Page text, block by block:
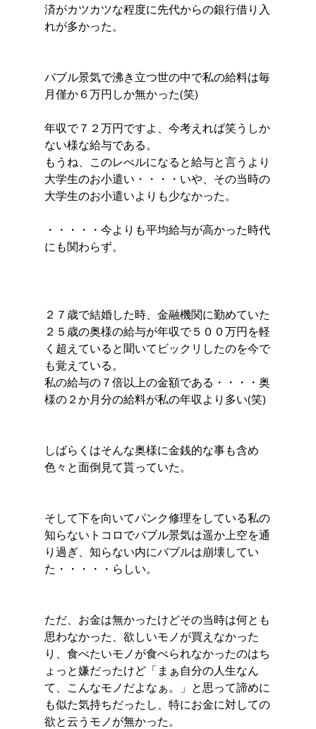
済がカツカツな程度に先代からの銀行借り入
れが多かった。
バブル景気で沸き立つ世の中で私の給料は毎
月僅か６万円しか無かった(笑)
年収で７２万円ですよ、今考えれば笑うしか
ない様な給与である。
もうね、このレべルになると給与と言うより
大学生のお小遣い・・・・いや、その当時の
大学生のお小遣いよりも少なかった。
・・・・・今よりも平均給与が高かった時代
にも関わらず。
２７歳で結婚した時、金融機関に勤めていた
２５歳の奥様の給与が年収で５００万円を軽
く超えていると聞いてビックリしたのを今で
も覚えている。
私の給与の７倍以上の金額である・・・・奥
様の２か月分の給料が私の年収より多い(笑)
しばらくはそんな奥様に金銭的な事も含め
色々と面倒見て貰っていた。
そして下を向いてパンク修理をしている私の
知らないトコロでバブル景気は遥か上空を通
り過ぎ、知らない内にバブルは崩壊してい
た・・・・・らしい。
ただ、お金は無かったけどその当時は何とも
思わなかった、欲しいモノが買えなかった
り、食べたいモノが食べられなかったのはち
ょっと嫌だったけど「まぁ自分の人生なん
て、こんなモノだよなぁ。」と思って諦めに
も似た気持ちだったし、特にお金に対しての
欲と云うモノが無かった。